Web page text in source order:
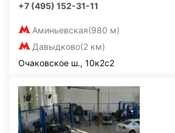
+7 (495) 152-31-11
Аминьевская(980 м)
Давыдково(2 км)
Очаковское ш., 10к2с2